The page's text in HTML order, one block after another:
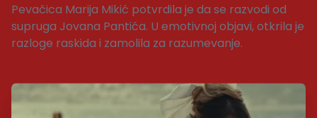
Pevačica Marija Mikić potvrdila je da se razvodi od
supruga Jovana Pantića. U emotivnoj objavi, otkrila je
razloge raskida i zamolila za razumevanje.